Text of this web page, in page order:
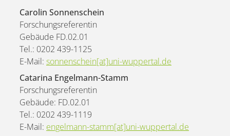
Carolin Sonnenschein
Forschungsreferentin
Gebäude FD.02.01
Tel.: 0202 439-1125
E-Mail: sonnenschein[at]uni-wuppertal.de
Catarina Engelmann-Stamm
Forschungsreferentin
Gebäude: FD.02.01
Tel.: 0202 439-1119
E-Mail: engelmann-stamm[at]uni-wuppertal.de